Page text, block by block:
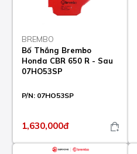
BREMBO
Bố Thắng Brembo
Honda CBR 650 R - Sau
07HO53SP
P/N: 07HO53SP
1,630,000đ